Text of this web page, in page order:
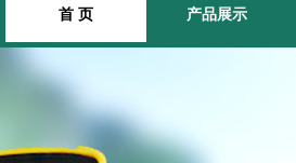
首 页 产品展示